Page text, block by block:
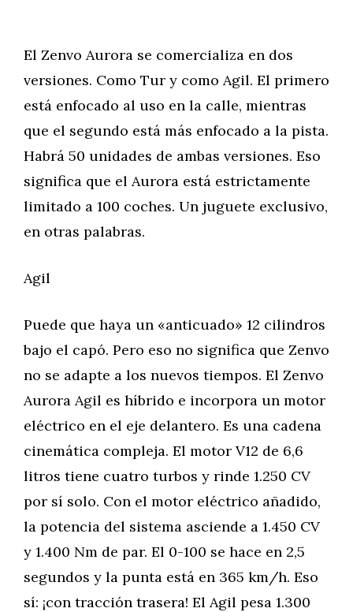
El Zenvo Aurora se comercializa en dos
versiones. Como Tur y como Agil. El primero
está enfocado al uso en la calle, mientras
que el segundo está más enfocado a la pista.
Habrá 50 unidades de ambas versiones. Eso
significa que el Aurora está estrictamente
limitado a 100 coches. Un juguete exclusivo,
en otras palabras.
Agil
Puede que haya un «anticuado» 12 cilindros
bajo el capó. Pero eso no significa que Zenvo
no se adapte a los nuevos tiempos. El Zenvo
Aurora Agil es híbrido e incorpora un motor
eléctrico en el eje delantero. Es una cadena
cinemática compleja. El motor V12 de 6,6
litros tiene cuatro turbos y rinde 1.250 CV
por sí solo. Con el motor eléctrico añadido,
la potencia del sistema asciende a 1.450 CV
y 1.400 Nm de par. El 0-100 se hace en 2,5
segundos y la punta está en 365 km/h. Eso
sí: ¡con tracción trasera! El Agil pesa 1.300